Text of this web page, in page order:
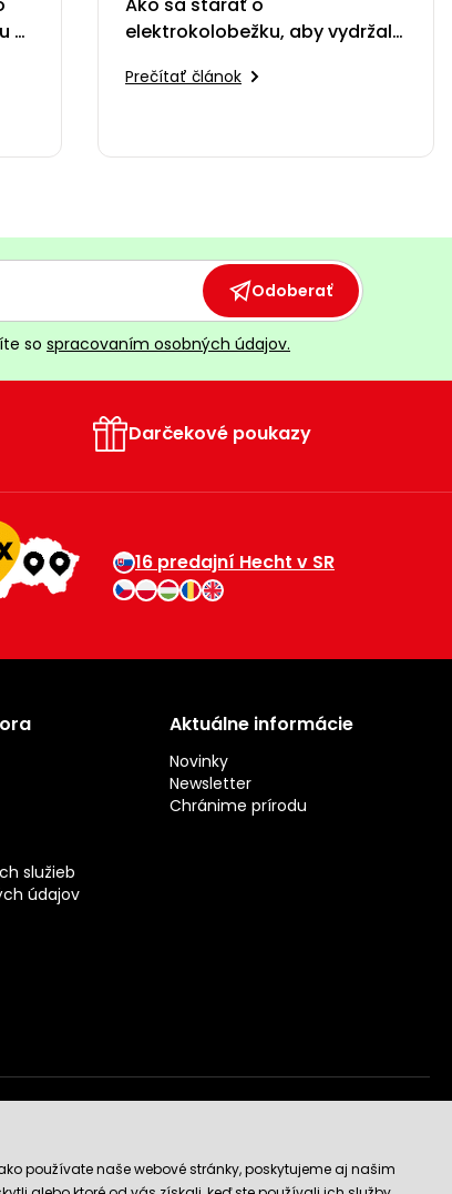
a
Ako sa starať o
elektrokolobežku, aby vydržala
Prečítať článok
Odoberať
so spracovaním osobných údajov.
Darčekové poukazy
16 predajní Hecht v SR
služieb
údajov
Aktuálne informácie
Novinky
Newsletter
Chránime prírodu
používate naše webové stránky, poskytujeme aj našim